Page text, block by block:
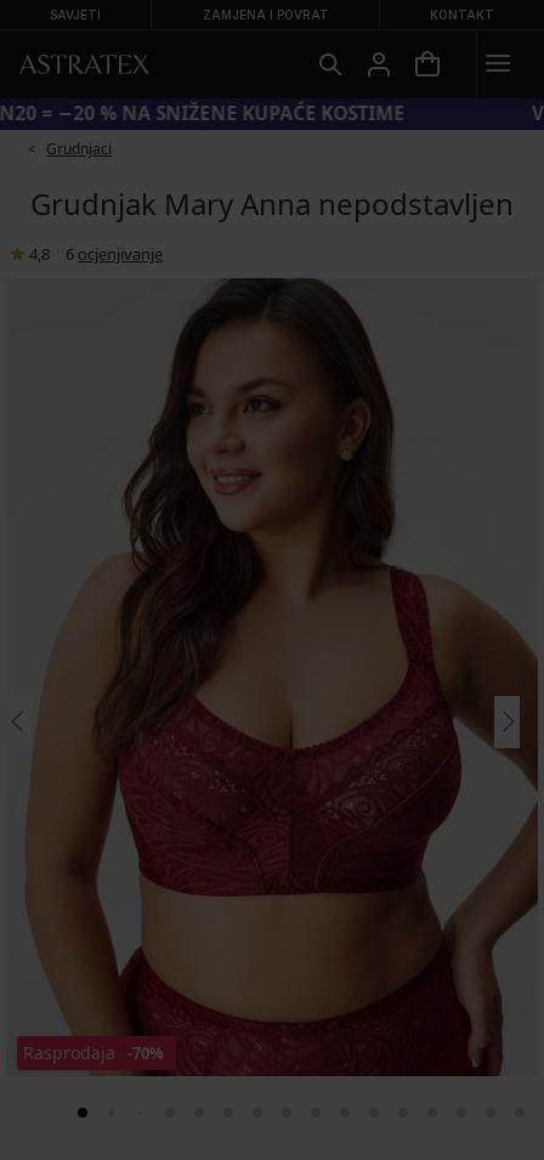
SAVJETI ZAMJENA I POVRAT KONTAKT
KOD SUN20 = −20 % NA SNIŽENE KUPAĆE KOSTIME
Grudnjaci
Grudnjak Mary Anna nepodstavljen
4,8 6 ocjenjivanje
Rasprodaja -70%